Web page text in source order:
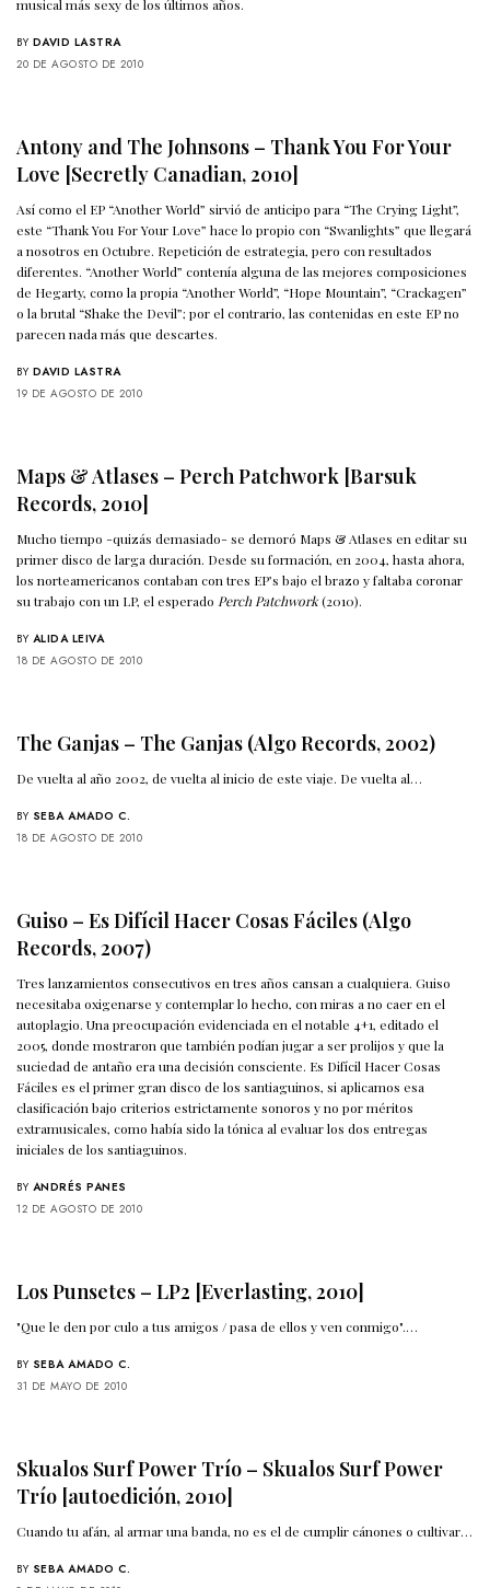
musical más sexy de los últimos años.
BY DAVID LASTRA
20 DE AGOSTO DE 2010
Antony and The Johnsons – Thank You For Your
Love [Secretly Canadian, 2010]
Así como el EP “Another World” sirvió de anticipo para “The Crying Light”,
este “Thank You For Your Love” hace lo propio con “Swanlights” que llegará
a nosotros en Octubre. Repetición de estrategia, pero con resultados
diferentes. “Another World” contenía alguna de las mejores composiciones
de Hegarty, como la propia “Another World”, “Hope Mountain”, “Crackagen”
o la brutal “Shake the Devil”; por el contrario, las contenidas en este EP no
parecen nada más que descartes.
BY DAVID LASTRA
19 DE AGOSTO DE 2010
Maps & Atlases – Perch Patchwork [Barsuk
Records, 2010]
Mucho tiempo -quizás demasiado- se demoró Maps & Atlases en editar su
primer disco de larga duración. Desde su formación, en 2004, hasta ahora,
los norteamericanos contaban con tres EP’s bajo el brazo y faltaba coronar
su trabajo con un LP, el esperado Perch Patchwork(2010).
BY ALIDA LEIVA
18 DE AGOSTO DE 2010
The Ganjas – The Ganjas (Algo Records, 2002)
De vuelta al año 2002, de vuelta al inicio de este viaje. De vuelta al…
BY SEBA AMADO C.
18 DE AGOSTO DE 2010
Guiso – Es Difícil Hacer Cosas Fáciles (Algo
Records, 2007)
Tres lanzamientos consecutivos en tres años cansan a cualquiera. Guiso
necesitaba oxigenarse y contemplar lo hecho, con miras a no caer en el
autoplagio. Una preocupación evidenciada en el notable 4+1, editado el
2005, donde mostraron que también podían jugar a ser prolijos y que la
suciedad de antaño era una decisión consciente. Es Difícil Hacer Cosas
Fáciles es el primer gran disco de los santiaguinos, si aplicamos esa
clasificación bajo criterios estrictamente sonoros y no por méritos
extramusicales, como había sido la tónica al evaluar los dos entregas
iniciales de los santiaguinos.
BY ANDRÉS PANES
12 DE AGOSTO DE 2010
Los Punsetes – LP2 [Everlasting, 2010]
"Que le den por culo a tus amigos / pasa de ellos y ven conmigo".…
BY SEBA AMADO C.
31 DE MAYO DE 2010
Skualos Surf Power Trío – Skualos Surf Power
Trío [autoedición, 2010]
Cuando tu afán, al armar una banda, no es el de cumplir cánones o cultivar…
BY SEBA AMADO C.